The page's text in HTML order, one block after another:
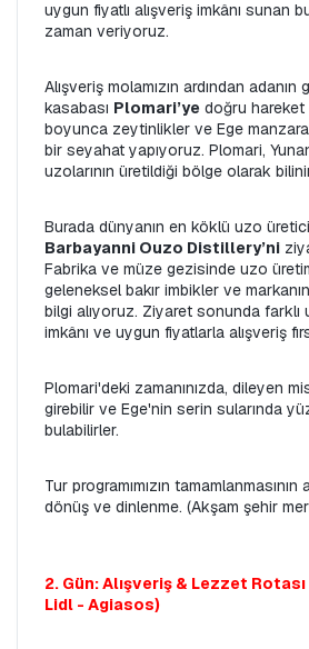
uygun fiyatlı alışveriş imkânı sunan
zaman veriyoruz.
Alışveriş molamızın ardından
kasabası Plomari’ye doğru
boyunca zeytinlikler ve Ege
bir seyahat yapıyoruz. Plomari,
uzolarının üretildiği bölge olarak
Barbayanni Ouzo Distillery’ni
Fabrika ve müze gezisinde uzo
geleneksel bakır imbikler ve
bilgi alıyoruz. Ziyaret sonunda
imkânı ve uygun fiyatlarla alışveriş
Plomari'deki zamanınızda, dileyen
girebilir ve Ege'nin serin sularında
bulabilirler.
Tur programımızın
dönüş ve dinlenme. (Akşam şehir
2. Gün: Alışveriş & Lezzet
Lidl - Agiasos)